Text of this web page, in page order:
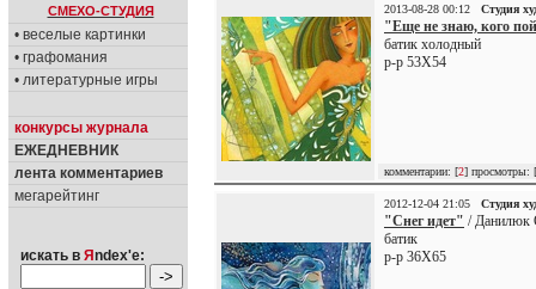
СМЕХО-СТУДИЯ
• веселые картинки
• графомания
• литературные игры
конкурсы журнала
ЕЖЕДНЕВНИК
лента комментариев
мегарейтинг
искать в Я ndex'е:
2013-08-28 00:12 Студия
"Еще не знаю, кого
батик холодный
р-р 53Х54
комментарии: [2] просмотры: [
2012-12-04 21:05 Студия
"Снег идет" / Данилюк
батик
р-р 36Х65